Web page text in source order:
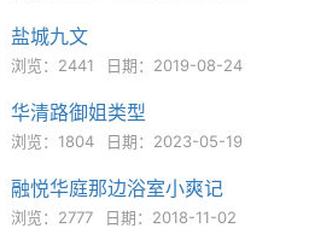
盐城九文
浏览：2441 日期：2019-08-24
华清路御姐类型
浏览：1804 日期：2023-05-19
融悦华庭那边浴室小爽记
浏览：2777 日期：2018-11-02